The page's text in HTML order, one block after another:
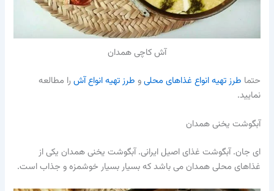
آش کاچی همدان
حتما طرز تهیه انواع غذاهای محلیو طرز تهیه انواع آشرا مطالعه
نمایید.
آبگوشت یخنی همدان
ای جان. آبگوشت غذای اصیل ایرانی. آبگوشت یخنی همدان یکی از
غذاهای محلی همدان می باشد که بسیار بسیار خوشمزه و جذاب است.